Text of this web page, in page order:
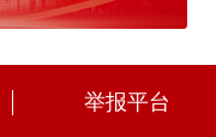
举报平台